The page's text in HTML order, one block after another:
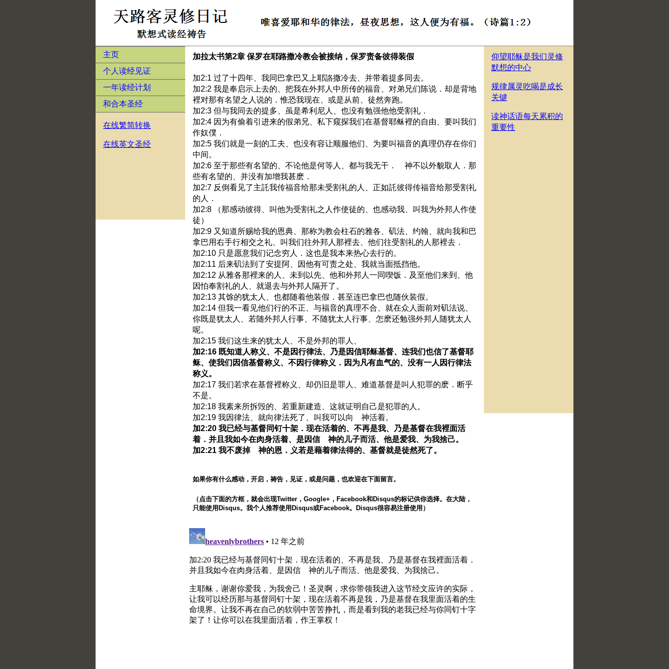
主页
个人读经见证
一年读经计划
和合本圣经
在线繁简转换
在线英文圣经
加拉太书第2章 保罗在耶路撒冷教会被接纳，保罗责备彼得装假
加2:1 过了十四年、我同巴拿巴又上耶詻撒冷去、并带着提多同去。
加2:2 我是奉启示上去的、把我在外邦人中所传的福音、对弟兄们陈说．却是背地
裡对那有名望之人说的．惟恐我现在、或是从前、徒然奔跑。
加2:3 但与我同去的提多、虽是希利尼人、也没有勉强他他受割礼．
加2:4 因为有偷着引进来的假弟兄、私下窥探我们在基督耶稣裡的自由、要叫我们
作奴僕．
加2:5 我们就是一刻的工夫、也没有容让顺服他们、为要叫福音的真理仍存在你们
中间。
加2:6 至于那些有名望的、不论他是何等人、都与我无干． 神不以外貌取人．那
些有名望的、并没有加增我甚麽．
加2:7 反倒看见了主託我传福音给那未受割礼的人、正如託彼得传福音给那受割礼
的人．
加2:8 （那感动彼得、叫他为受割礼之人作使徒的、也感动我、叫我为外邦人作使
徒）
加2:9 又知道所赐给我的恩典、那称为教会柱石的雅各、矶法、约翰、就向我和巴
拿巴用右手行相交之礼、叫我们往外邦人那裡去、他们往受割礼的人那裡去．
加2:10 只是愿意我们记念穷人．这也是我本来热心去行的。
加2:11 后来矶法到了安提阿、因他有可责之处、我就当面抵挡他。
加2:12 从雅各那裡来的人、未到以先、他和外邦人一同喫饭．及至他们来到、他
因怕奉割礼的人、就退去与外邦人隔开了。
加2:13 其馀的犹太人、也都随着他装假．甚至连巴拿巴也随伙装假。
加2:14 但我一看见他们行的不正、与福音的真理不合、就在众人面前对矶法说、
你既是犹太人、若随外邦人行事、不随犹太人行事、怎麽还勉强外邦人随犹太人
呢。
加2:15 我们这生来的犹太人、不是外邦的罪人、
加2:16 既知道人称义、不是因行律法、乃是因信耶稣基督、连我们也信了基督耶
稣、使我们因信基督称义、不因行律称义．因为凡有血气的、没有一人因行律法
称义。
加2:17 我们若求在基督裡称义、却仍旧是罪人、难道基督是叫人犯罪的麽．断乎
不是。
加2:18 我素来所拆毁的、若重新建造、这就证明自己是犯罪的人。
加2:19 我因律法、就向律法死了、叫我可以向 神活着。
加2:20 我已经与基督同钉十架．现在活着的、不再是我、乃是基督在我裡面活
着．并且我如今在肉身活着、是因信 神的儿子而活、他是爱我、为我捨己。
加2:21 我不废掉 神的恩．义若是藉着律法得的、基督就是徒然死了。
如果你有什么感动，开启，祷告，见证，或是问题，也欢迎在下面留言。
（点击下面的方框，就会出现Twitter，Google+，Facebook和Disqus的标记供你选择。在大陆，
只能使用Disqus。我个人推荐使用Disqus或Facebook。Disqus很容易注册使用）
仰望耶稣是我们灵修
默想的中心
规律属灵吃喝是成长
关键
读神话语每天累积的
重要性